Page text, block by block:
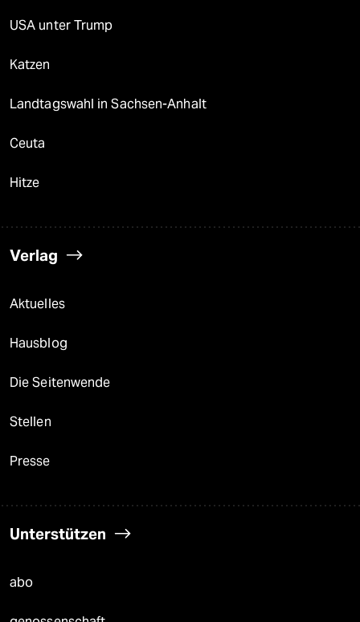
USA unter Trump
Katzen
Landtagswahl in Sachsen-Anhalt
Ceuta
Hitze
Verlag
Aktuelles
Hausblog
Die Seitenwende
Stellen
Presse
Unterstützen
abo